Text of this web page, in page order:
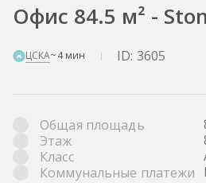
Офис 84.5 м² -
ЦСКА~4 мин ID: 3605
Общая площадь
Этаж
Класс
Коммунальные платежи